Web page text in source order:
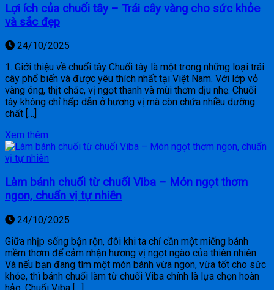
Lợi ích của chuối tây – Trái cây vàng cho sức khỏe
và sắc đẹp
24/10/2025
1. Giới thiệu về chuối tây Chuối tây là một trong những loại trái
cây phổ biến và được yêu thích nhất tại Việt Nam. Với lớp vỏ
vàng óng, thịt chắc, vị ngọt thanh và mùi thơm dịu nhẹ. Chuối
tây không chỉ hấp dẫn ở hương vị mà còn chứa nhiều dưỡng
chất […]
Xem thêm
Làm bánh chuối từ chuối Viba – Món ngọt thơm
ngon, chuẩn vị tự nhiên
24/10/2025
Giữa nhịp sống bận rộn, đôi khi ta chỉ cần một miếng bánh
mềm thơm để cảm nhận hương vị ngọt ngào của thiên nhiên.
Và nếu bạn đang tìm một món bánh vừa ngon, vừa tốt cho sức
khỏe, thì bánh chuối làm từ chuối Viba chính là lựa chọn hoàn